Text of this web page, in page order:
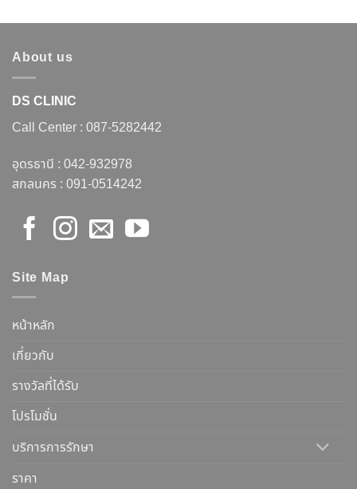
About us
DS CLINIC
Call Center : 087-5282442
อุดรธานี : 042-932978
สกลนคร : 091-0514242
Site Map
หน้าหลัก
เกี่ยวกับ
รางวัลที่ได้รับ
โปรโมชั่น
บริการการรักษา
ราคา